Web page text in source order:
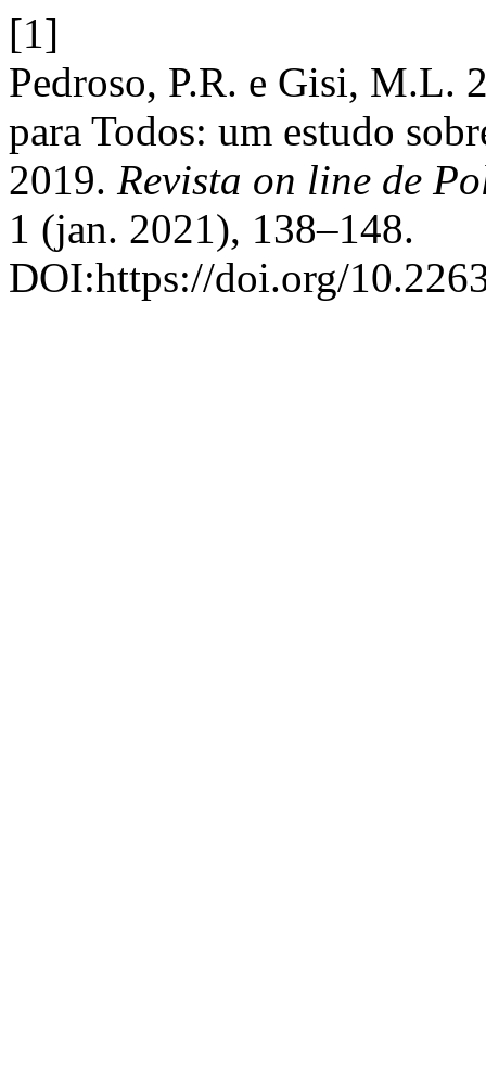
[1]
Pedroso, P.R. e Gisi, M.L.
para Todos: um estudo
2019. Revista on line de
1 (jan. 2021), 138–148.
DOI:https://doi.org/